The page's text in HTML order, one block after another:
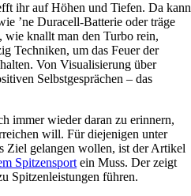
ihr auf Höhen und Tiefen. Da kann
’ne Duracell-Batterie oder träge
wie knallt man den Turbo rein,
Techniken, um das Feuer der
Von Visualisierung über
Selbstgesprächen – das
immer wieder daran zu erinnern,
will. Für diejenigen unter
Ziel gelangen wollen, ist der Artikel
Spitzensport ein Muss. Der zeigt
Spitzenleistungen führen.